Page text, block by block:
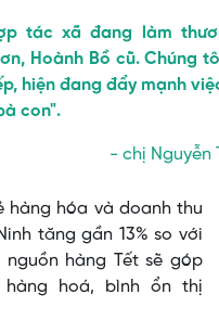
tác xã đang làm
Hoành Bồ cũ. Chúng
hiện đang đẩy mạnh
con".
- chị Nguyễn
hàng hóa và doanh thu
tăng gần 13% so với
hàng Tết sẽ góp
hoá, bình ổn thị